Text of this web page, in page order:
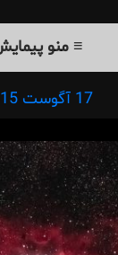
≡ منو
Posted
17 آگوست 2015